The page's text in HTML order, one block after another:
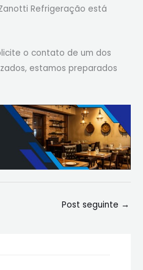
Refrigeração está
o contato de um dos
estamos preparados
Post seguinte →